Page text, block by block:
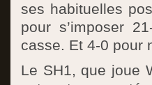
ses habituelles
pour s’imposer
casse. Et 4-0 pour
Le SH1, que joue